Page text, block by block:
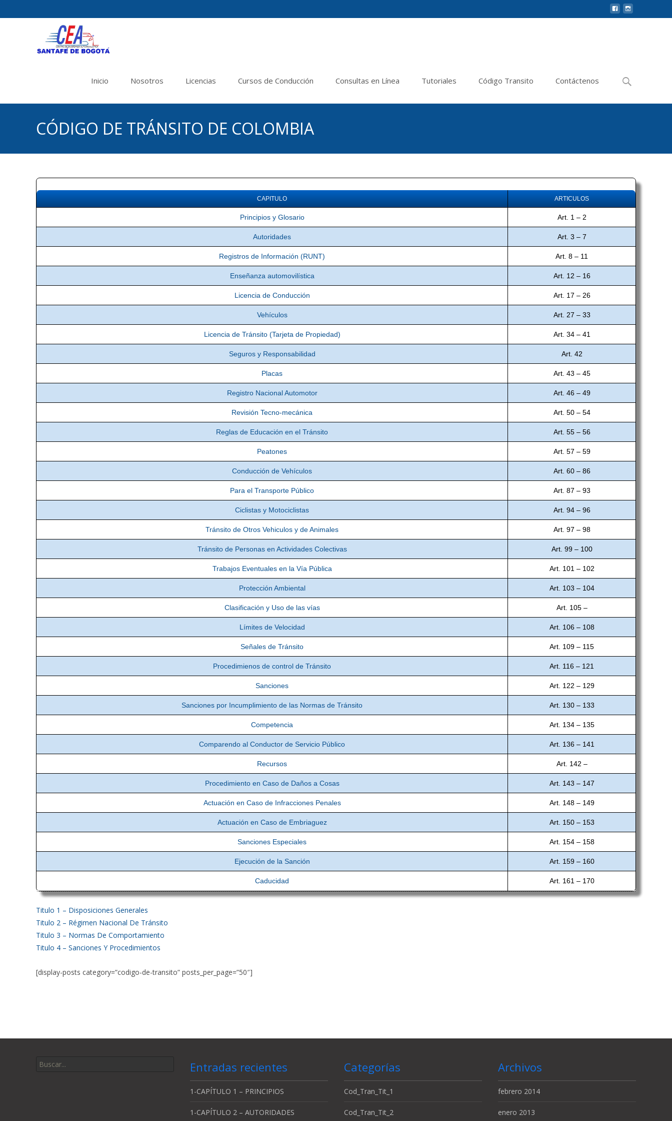
Inicio Nosotros Licencias Cursos de Conducción Consultas en Línea Tutoriales Código Transito Contáctenos
Buscar
por:
CÓDIGO DE TRÁNSITO DE COLOMBIA
CAPITULO ARTICULOS
Principios y Glosario Art. 1 – 2
Autoridades Art. 3 – 7
Registros de Información (RUNT) Art. 8 – 11
Enseñanza automovilística Art. 12 – 16
Licencia de Conducción Art. 17 – 26
Vehículos Art. 27 – 33
Licencia de Tránsito (Tarjeta de Propiedad) Art. 34 – 41
Seguros y Responsabilidad Art. 42
Placas Art. 43 – 45
Registro Nacional Automotor Art. 46 – 49
Revisión Tecno-mecánica Art. 50 – 54
Reglas de Educación en el Tránsito Art. 55 – 56
Peatones Art. 57 – 59
Conducción de Vehículos Art. 60 – 86
Para el Transporte Público Art. 87 – 93
Ciclistas y Motociclistas Art. 94 – 96
Tránsito de Otros Vehiculos y de Animales Art. 97 – 98
Tránsito de Personas en Actividades Colectivas Art. 99 – 100
Trabajos Eventuales en la Vía Pública Art. 101 – 102
Protección Ambiental Art. 103 – 104
Clasificación y Uso de las vías Art. 105 –
Límites de Velocidad Art. 106 – 108
Señales de Tránsito Art. 109 – 115
Procedimienos de control de Tránsito Art. 116 – 121
Sanciones Art. 122 – 129
Sanciones por Incumplimiento de las Normas de Tránsito Art. 130 – 133
Competencia Art. 134 – 135
Comparendo al Conductor de Servicio Público Art. 136 – 141
Recursos Art. 142 –
Procedimiento en Caso de Daños a Cosas Art. 143 – 147
Actuación en Caso de Infracciones Penales Art. 148 – 149
Actuación en Caso de Embriaguez Art. 150 – 153
Sanciones Especiales Art. 154 – 158
Ejecución de la Sanción Art. 159 – 160
Caducidad Art. 161 – 170
Titulo 1 – Disposiciones Generales
Titulo 2 – Régimen Nacional De Tránsito
Titulo 3 – Normas De Comportamiento
Titulo 4 – Sanciones Y Procedimientos
[display-posts category=”codigo-de-transito” posts_per_page=”50″]
por:
Entradas recientes
1-CAPÍTULO 1 – PRINCIPIOS
1-CAPÍTULO 2 – AUTORIDADES
Categorías
Cod_Tran_Tit_1
Cod_Tran_Tit_2
Archivos
febrero 2014
enero 2013